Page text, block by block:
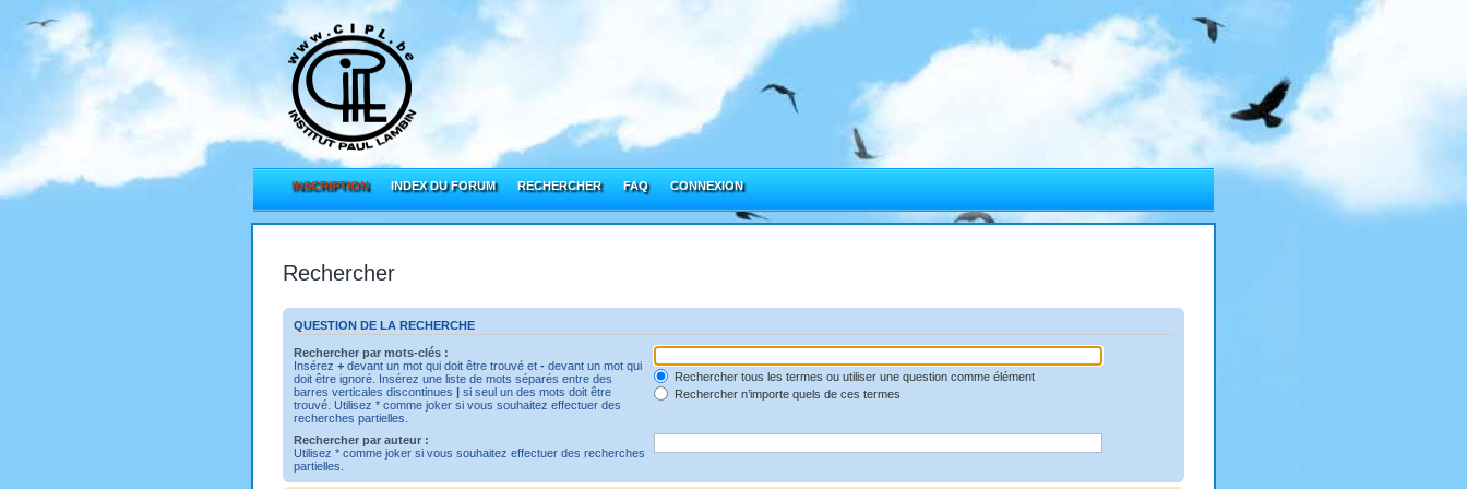
INSCRIPTION INDEX DU FORUM RECHERCHER FAQ CONNEXION
Rechercher
QUESTION DE LA RECHERCHE
Rechercher par mots-clés :
Insérez + devant un mot qui doit être trouvé et - devant un mot qui
doit être ignoré. Insérez une liste de mots séparés entre des
barres verticales discontinues | si seul un des mots doit être
trouvé. Utilisez * comme joker si vous souhaitez effectuer des
recherches partielles.
Rechercher tous les termes ou utiliser une question comme élément
Rechercher n’importe quels de ces termes
Rechercher par auteur :
Utilisez * comme joker si vous souhaitez effectuer des recherches
partielles.